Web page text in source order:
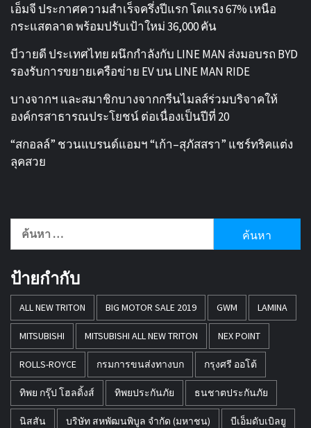
เอ็มจี ประกาศความสำเร็จครึ่งปีแรก โตแรง 67% เหนือ
กระแสตลาด พร้อมปรับเป้าใหม่ 36,000 คัน
บีวายดี ประเทศไทย ผนึกกำลังกับ LINE MAN ส่งมอบรถ BYD
รองรับการขยายเครือข่าย EV บน LINE MAN RIDE
บางจากฯ และสมาชิกบางจากกรีนไมลส์ร่วมบริจาคให้
องค์กรสาธารณประโยชน์ ต่อเนื่องเป็นปีที่ 20
“สกอลล์” ชวนแบรนด์แอมฯ “เก้า–สุภัสสรา” แชร์ทริคแต่ง
ลุคสวย
ค้นหา
สำหรับ:
ป้ายกำกับ
ALL NEW TRITON BIG MOTOR SALE 2019 GWM LAMINA
MITSUBISHI MITSUBISHI ALL NEW TRITON NEX POINT
ROLLS-ROYCE กรมการขนส่งทางบก กรุงศรี ออโต้
ทิพย กรุ๊ป โฮลดิ้งส์ ทิพยประกันภัย ธนชาตประกันภัย
นิสสัน บริษัท สหพัฒนพิบูล จำกัด (มหาชน) บีเอ็มดับเบิลยู